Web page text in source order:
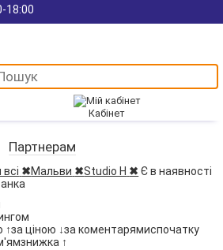
18:00
Кабінет
Партнерам
✖Мальви ✖Studio H ✖ Є в наявності
↑за ціною ↓за коментарямиспочатку
знижка ↑